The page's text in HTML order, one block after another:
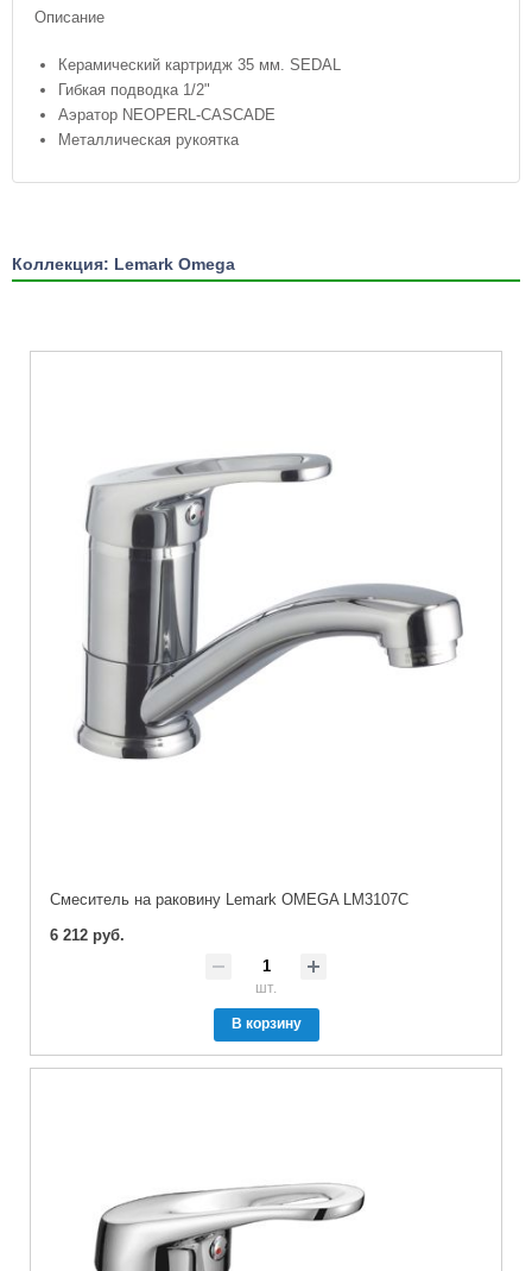
Описание
Керамический картридж 35 мм. SEDAL
Гибкая подводка 1/2"
Аэратор NEOPERL-CASCADE
Металлическая рукоятка
Коллекция: Lemark Omega
Cмеситель на раковину Lemark OMEGA LM3107C
6 212 руб.
шт.
В корзину